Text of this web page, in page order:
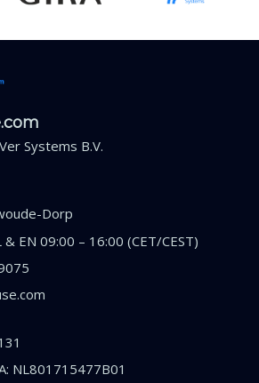
Systems B.V.
Dorp
EN 09:00 – 16:00 (CET/CEST)
NL801715477B01